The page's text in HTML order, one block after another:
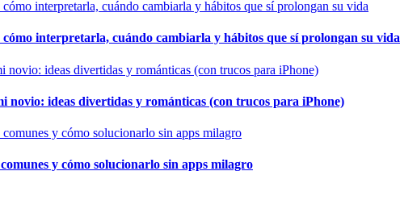
interpretarla, cuándo cambiarla y hábitos que sí prolongan su vida
novio: ideas divertidas y románticas (con trucos para iPhone)
y cómo solucionarlo sin apps milagro